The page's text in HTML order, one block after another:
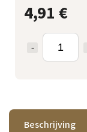
4,91 €
Beschrijving